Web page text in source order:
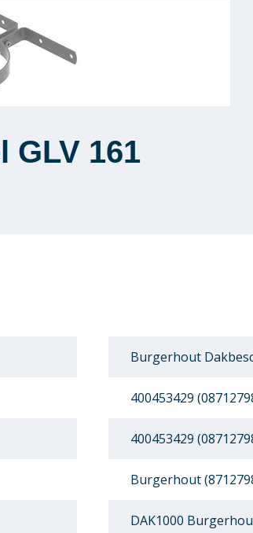
GLV 161
Burgerhout
400453429
400453429
Burgerhout
DAK1000